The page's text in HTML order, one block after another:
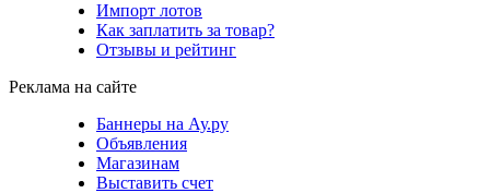
Импорт лотов
Как заплатить за товар?
Отзывы и рейтинг
Реклама на сайте
Баннеры на Ау.ру
Объявления
Магазинам
Выставить счет